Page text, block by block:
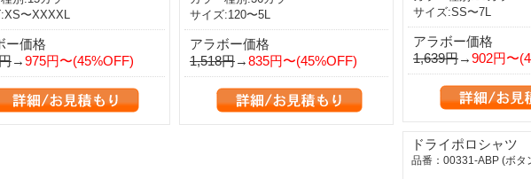
〜XXXXL
ー価格
→975円〜(45%OFF)
サイズ:120〜5L
アラボー価格
1,518円→835円〜(45%OFF)
サイズ:SS〜7L
アラボー価格
1,639円→902円〜
ドライポロシャツ
品番：00331-ABP (ボタ